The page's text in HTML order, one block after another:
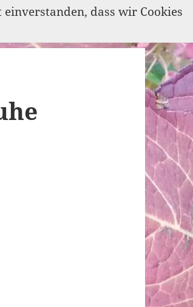
dass wir Cookies